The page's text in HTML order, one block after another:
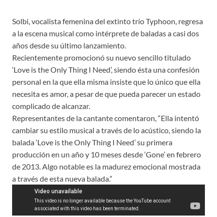
Solbi, vocalista femenina del extinto trío Typhoon, regresa
a la escena musical como intérprete de baladas a casi dos
años desde su último lanzamiento.
Recientemente promocionó su nuevo sencillo titulado
‘Love is the Only Thing I Need’, siendo ésta una confesión
personal en la que ella misma insiste que lo único que ella
necesita es amor, a pesar de que pueda parecer un estado
complicado de alcanzar.
Representantes de la cantante comentaron, “Ella intentó
cambiar su estilo musical a través de lo acústico, siendo la
balada ‘Love is the Only Thing I Need’ su primera
producción en un año y 10 meses desde ‘Gone’ en febrero
de 2013. Algo notable es la madurez emocional mostrada
a través de esta nueva balada.”